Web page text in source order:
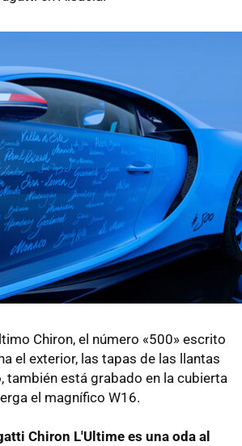
Chiron, el número «500» escrito
el exterior, las tapas de las llantas
también está grabado en la cubierta
el magnífico W16.
Chiron L'Ultime es una oda al